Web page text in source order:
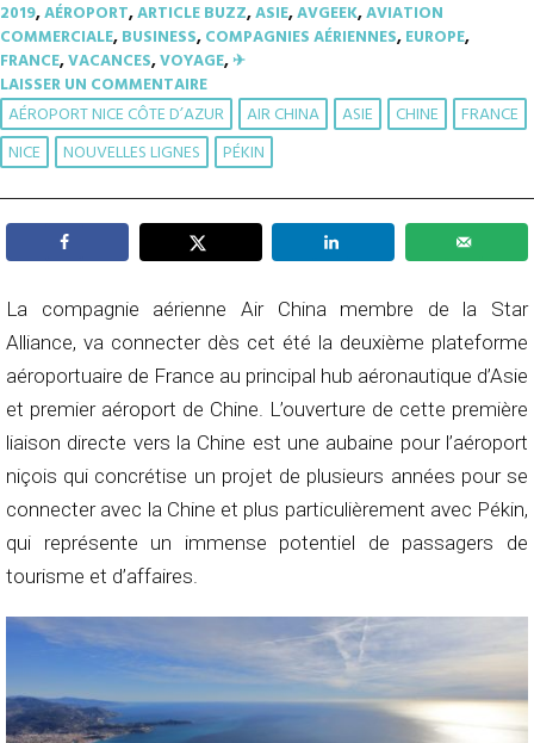
2019,AÉROPORT,ARTICLE BUZZ,ASIE,AVGEEK,AVIATION
COMMERCIALE,BUSINESS,COMPAGNIES AÉRIENNES,EUROPE,
FRANCE,VACANCES,VOYAGE,✈︎
LAISSER UN COMMENTAIRE
AÉROPORT NICE CÔTE D’AZUR AIR CHINA ASIE CHINE
FRANCE
NICE
NOUVELLES LIGNES PÉKIN
La compagnie aérienne Air China membre de la Star
Alliance, va connecter dès cet été la deuxième plateforme
aéroportuaire de France au principal hub aéronautique d’Asie
et premier aéroport de Chine. L’ouverture de cette première
liaison directe vers la Chine est une aubaine pour l’aéroport
niçois qui concrétise un projet de plusieurs années pour se
connecter avec la Chine et plus particulièrement avec Pékin,
qui représente un immense potentiel de passagers de
tourisme et d’affaires.